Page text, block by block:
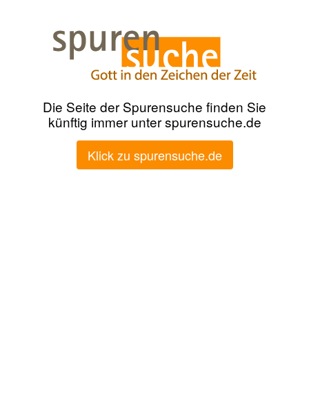
Die Seite der Spurensuche finden Sie
künftig immer unter spurensuche.de
Klick zu spurensuche.de